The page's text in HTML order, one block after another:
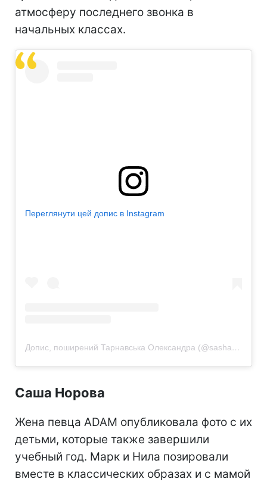
атмосферу последнего звонка в
начальных классах.
Переглянути цей допис в Instagram
Допис, поширений Тарнавська Олександра (@sashaabo)
Саша Норова
Жена певца ADAM опубликовала фото с их
детьми, которые также завершили
учебный год. Марк и Нила позировали
вместе в классических образах и с мамой